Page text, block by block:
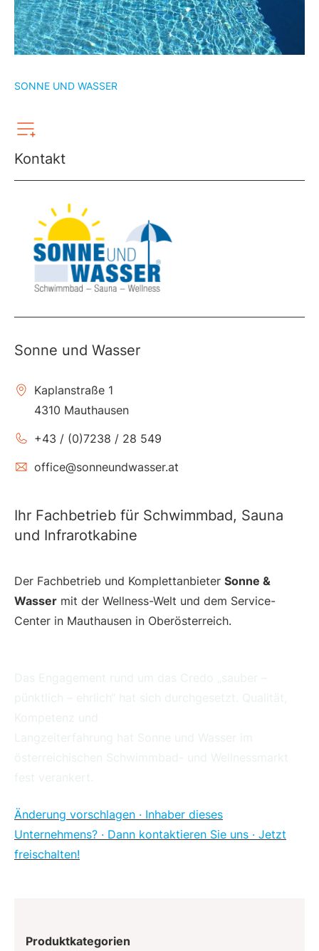
SONNE UND WASSER
Kontakt
Sonne und Wasser
Kaplanstraße 1
4310 Mauthausen
+43 / (0)7238 / 28 549
office@sonneundwasser.at
Ihr Fachbetrieb für Schwimmbad, Sauna
und Infrarotkabine
Der Fachbetrieb und Komplettanbieter Sonne &
Wasser mit der Wellness-Welt und dem Service-
Center in Mauthausen in Oberösterreich.
Änderung vorschlagen · Inhaber dieses
Unternehmens? · Dann kontaktieren Sie uns · Jetzt
freischalten!
Produktkategorien